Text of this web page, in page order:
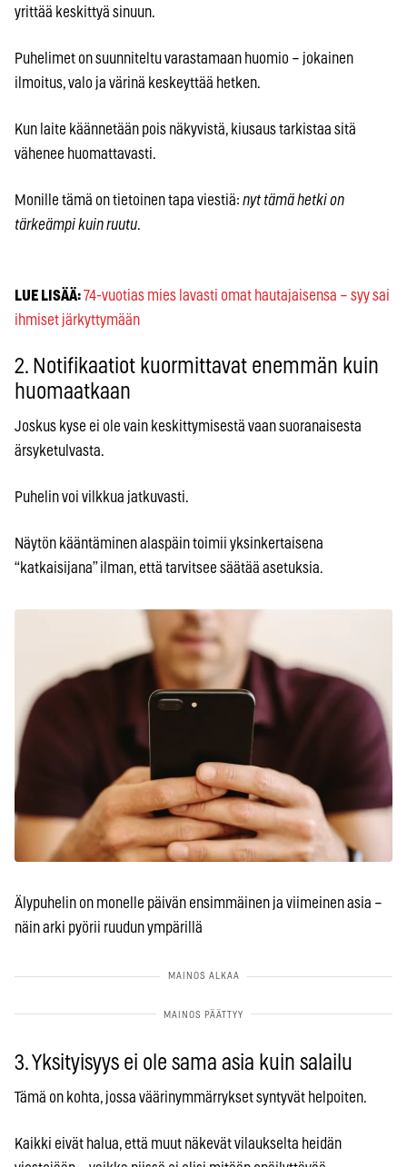
yrittää keskittyä sinuun.
Puhelimet on suunniteltu varastamaan huomio – jokainen
ilmoitus, valo ja värinä keskeyttää hetken.
Kun laite käännetään pois näkyvistä, kiusaus tarkistaa sitä
vähenee huomattavasti.
Monille tämä on tietoinen tapa viestiä: nyt tämä hetki on
tärkeämpi kuin ruutu.
LUE LISÄÄ:74-vuotias mies lavasti omat hautajaisensa – syy sai
ihmiset järkyttymään
2. Notifikaatiot kuormittavat enemmän kuin
huomaatkaan
Joskus kyse ei ole vain keskittymisestä vaan suoranaisesta
ärsyketulvasta.
Puhelin voi vilkkua jatkuvasti.
Näytön kääntäminen alaspäin toimii yksinkertaisena
“katkaisijana” ilman, että tarvitsee säätää asetuksia.
Älypuhelin on monelle päivän ensimmäinen ja viimeinen asia –
näin arki pyörii ruudun ympärillä
3. Yksityisyys ei ole sama asia kuin salailu
Tämä on kohta, jossa väärinymmärrykset syntyvät helpoiten.
Kaikki eivät halua, että muut näkevät vilaukselta heidän